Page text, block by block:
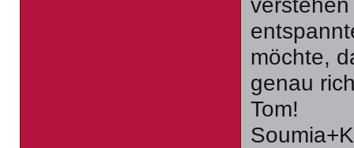
möchte,
genau
Tom!